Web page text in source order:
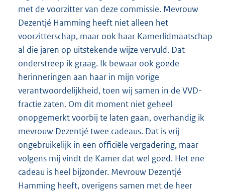
met de voorzitter van deze commissie. Mevrouw
Dezentjé Hamming heeft niet alleen het
voorzitterschap, maar ook haar Kamerlidmaatschap
al die jaren op uitstekende wijze vervuld. Dat
onderstreep ik graag. Ik bewaar ook goede
herinneringen aan haar in mijn vorige
verantwoordelijkheid, toen wij samen in de VVD-
fractie zaten. Om dit moment niet geheel
onopgemerkt voorbij te laten gaan, overhandig ik
mevrouw Dezentjé twee cadeaus. Dat is vrij
ongebruikelijk in een officiële vergadering, maar
volgens mij vindt de Kamer dat wel goed. Het ene
cadeau is heel bijzonder. Mevrouw Dezentjé
Hamming heeft, overigens samen met de heer